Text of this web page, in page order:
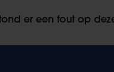
er een fout op